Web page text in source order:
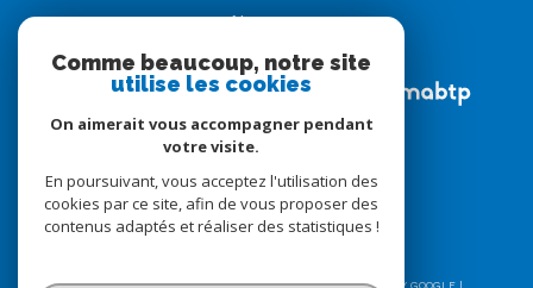
Nous
ADHÉRONS
Comme beaucoup, notre site
utilise les cookies
On aimerait vous accompagner pendant
votre visite.
En poursuivant, vous acceptez l'utilisation des
cookies par ce site, afin de vous proposer des
contenus adaptés et réaliser des statistiques !